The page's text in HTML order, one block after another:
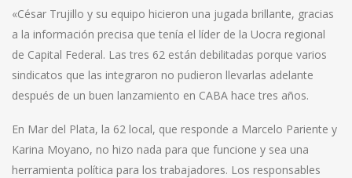
«César Trujillo y su equipo hicieron una jugada brillante, gracias
a la información precisa que tenía el líder de la Uocra regional
de Capital Federal. Las tres 62 están debilitadas porque varios
sindicatos que las integraron no pudieron llevarlas adelante
después de un buen lanzamiento en CABA hace tres años.
En Mar del Plata, la 62 local, que responde a Marcelo Pariente y
Karina Moyano, no hizo nada para que funcione y sea una
herramienta política para los trabajadores. Los responsables